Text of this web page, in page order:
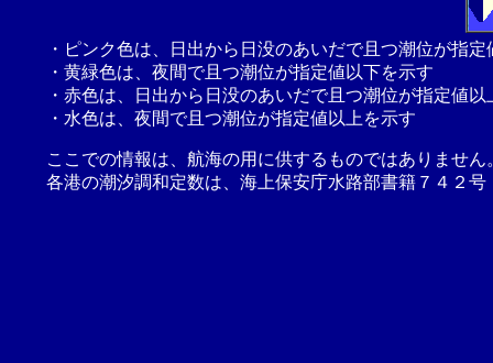
・ピンク色は、日出から日没のあいだで且つ潮位が指
・黄緑色は、夜間で且つ潮位が指定値以下を示す
・赤色は、日出から日没のあいだで且つ潮位が指定値以
・水色は、夜間で且つ潮位が指定値以上を示す
ここでの情報は、航海の用に供するものではありませ
各港の潮汐調和定数は、海上保安庁水路部書籍７４２